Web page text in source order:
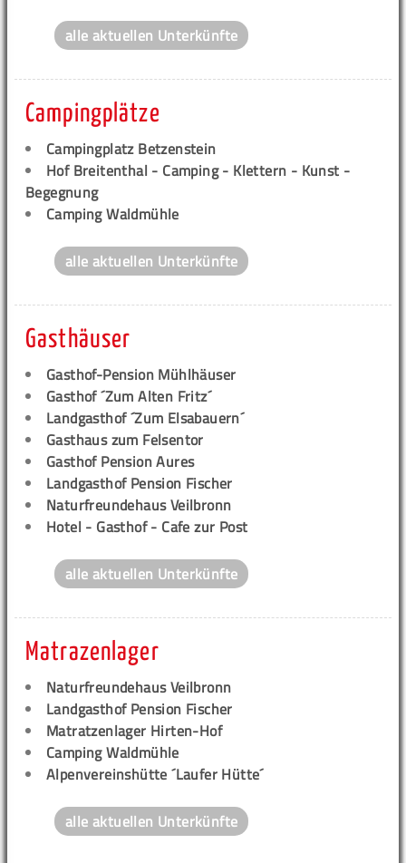
alle aktuellen Unterkünfte
Campingplätze
Campingplatz Betzenstein
Hof Breitenthal - Camping - Klettern - Kunst -
Begegnung
Camping Waldmühle
alle aktuellen Unterkünfte
Gasthäuser
Gasthof-Pension Mühlhäuser
Gasthof ´Zum Alten Fritz´
Landgasthof ´Zum Elsabauern´
Gasthaus zum Felsentor
Gasthof Pension Aures
Landgasthof Pension Fischer
Naturfreundehaus Veilbronn
Hotel - Gasthof - Cafe zur Post
alle aktuellen Unterkünfte
Matrazenlager
Naturfreundehaus Veilbronn
Landgasthof Pension Fischer
Matratzenlager Hirten-Hof
Camping Waldmühle
Alpenvereinshütte ´Laufer Hütte´
alle aktuellen Unterkünfte